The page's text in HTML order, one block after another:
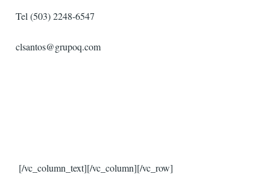
Tel (503) 2248-6547
clsantos@grupoq.com
[/vc_column_text][/vc_column][/vc_row]